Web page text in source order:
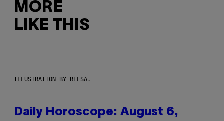
MORE
LIKE THIS
ILLUSTRATION BY REESA.
Daily Horoscope: August 6,